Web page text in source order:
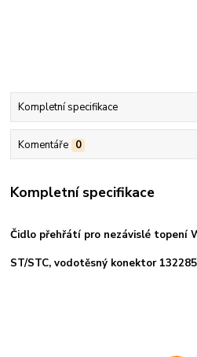
Kompletní specifikace
Komentáře 0
Kompletní specifikace
Čidlo přehřátí pro nezávislé topení
ST/STC, vodotěsný konektor